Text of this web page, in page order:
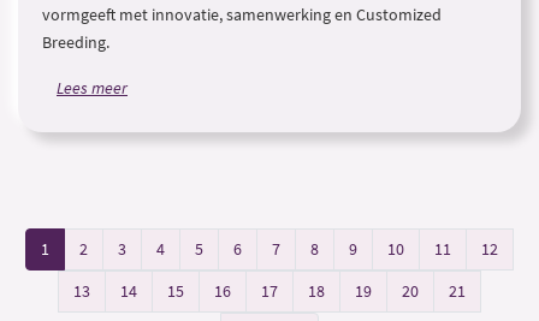
vormgeeft met innovatie, samenwerking en Customized
Breeding.
Lees meer
1 2 3 4 5 6 7 8 9 10 11
12
13
14 15 16 17 18 19 20
21